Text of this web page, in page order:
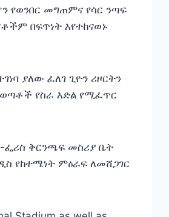
የወንበር መግጠምና የሳር ንጣፍ
በፍጥነት እየተከናወኑ
ያለው ፈለገ ጊዮን ሪዞርትን
ወጣቶች የስራ እድል የሚፈጥር
ፌሪስ ቅርንጫፍ መስሪያ ቤት
የከተሜነት ምዕራፍ ለመሸጋገር